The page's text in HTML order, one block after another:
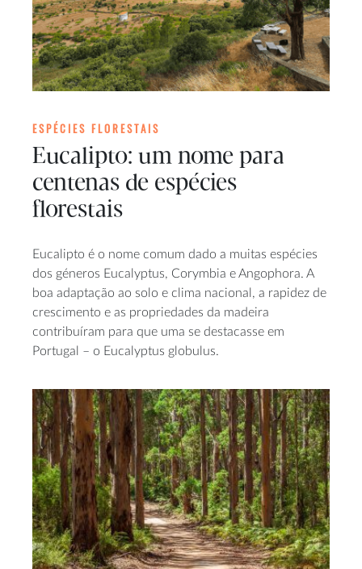
ESPÉCIES FLORESTAIS
Eucalipto: um nome para
centenas de espécies
florestais
Eucalipto é o nome comum dado a muitas espécies
dos géneros Eucalyptus, Corymbia e Angophora. A
boa adaptação ao solo e clima nacional, a rapidez de
crescimento e as propriedades da madeira
contribuíram para que uma se destacasse em
Portugal – o Eucalyptus globulus.